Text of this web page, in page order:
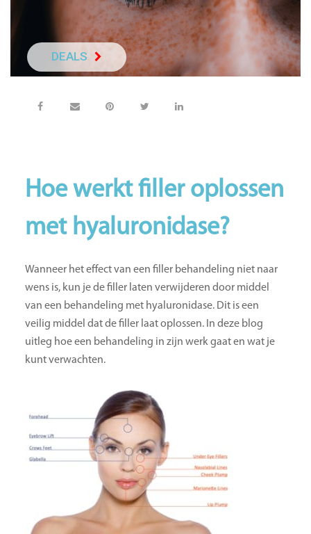
DEALS
Hoe werkt filler oplossen
met hyaluronidase?
Wanneer het effect van een filler behandeling niet naar
wens is, kun je de filler laten verwijderen door middel
van een behandeling met hyaluronidase. Dit is een
veilig middel dat de filler laat oplossen. In deze blog
uitleg hoe een behandeling in zijn werk gaat en wat je
kunt verwachten.